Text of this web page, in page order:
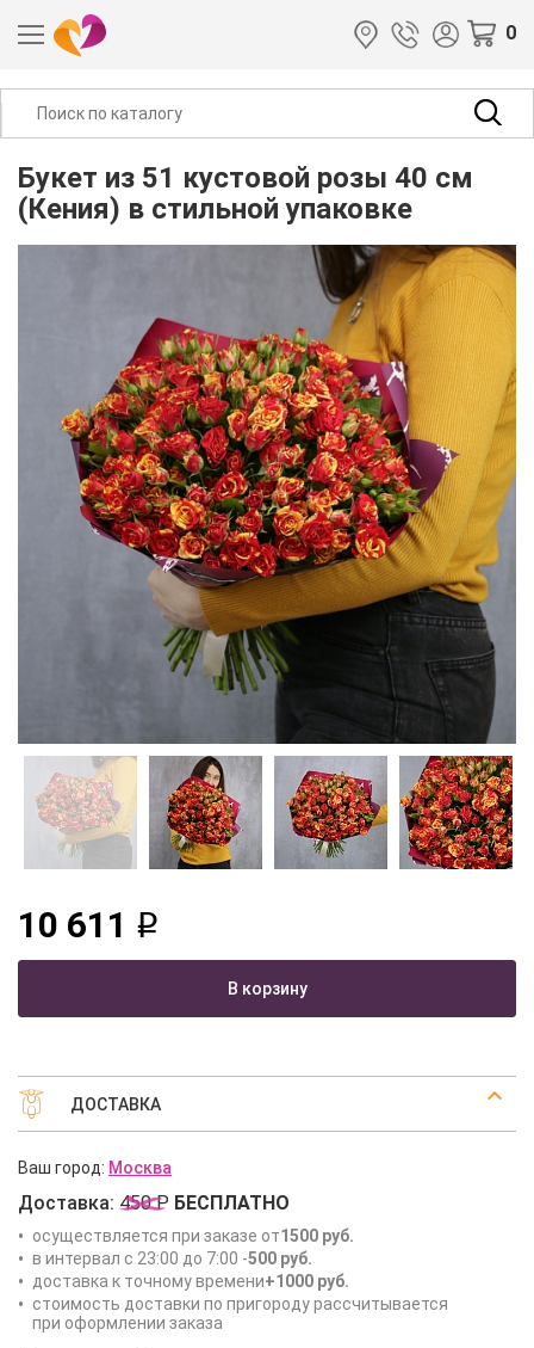
0
Букет из 51 кустовой розы 40 см
(Кения) в стильной упаковке
10 611 q
В корзину
ДОСТАВКА
Ваш город: Москва
Доставка: 450 Р БЕСПЛАТНО
осуществляется при заказе от1500 руб.
в интервал с 23:00 до 7:00 -500 руб.
доставка к точному времени+1000 руб.
стоимость доставки по пригороду рассчитывается
при оформлении заказа